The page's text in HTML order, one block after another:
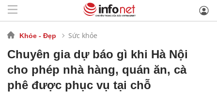
Khỏe - Đẹp Sức khỏe
Chuyên gia dự báo gì khi Hà Nội
cho phép nhà hàng, quán ăn, cà
phê được phục vụ tại chỗ